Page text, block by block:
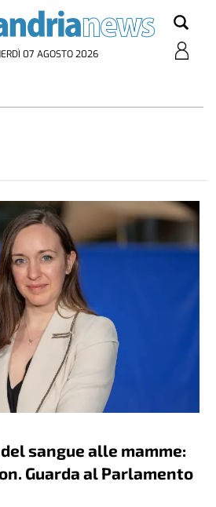
07 AGOSTO 2026
sangue alle mamme:
Guarda al Parlamento